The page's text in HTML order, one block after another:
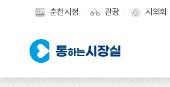
춘천시청 관광 시의회